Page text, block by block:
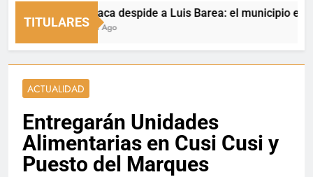
TITULARES
La Quiaca despide a Luis Barea: el municipio expresó
13 Horas Ago
ACTUALIDAD
Entregarán Unidades
Alimentarias en Cusi Cusi y
Puesto del Marques